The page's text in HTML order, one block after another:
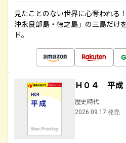
見たことのない世界に心奪われる
沖永良部島・徳之島」の三島だけ
ド。
Ｈ０４ 平成
歴史時代
2026.09.17 発売